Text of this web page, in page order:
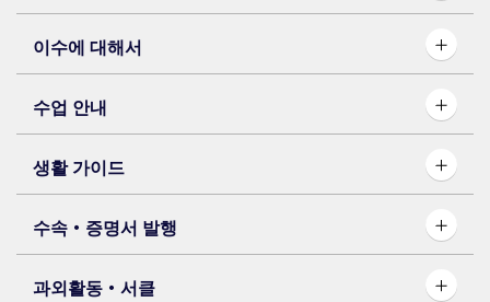
이수에 대해서
수업 안내
생활 가이드
수속・증명서 발행
과외활동・서클